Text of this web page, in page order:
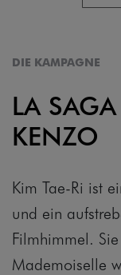
DIE KAMPAGNE
LA
KENZO
Kim Tae-Ri ist
und ein
Filmhimmel.
Mademoiselle